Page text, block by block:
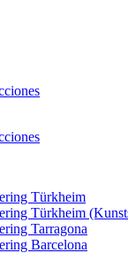
Türkheim
Türkheim
Tarragona
Barcelona